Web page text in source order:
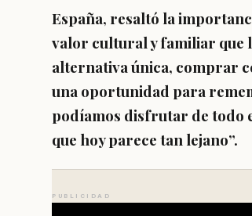
España, resaltó la
valor cultural y familiar que
alternativa única, comprar
una oportunidad para
podíamos disfrutar de todo
que hoy parece tan lejano”.
PUBLICIDAD